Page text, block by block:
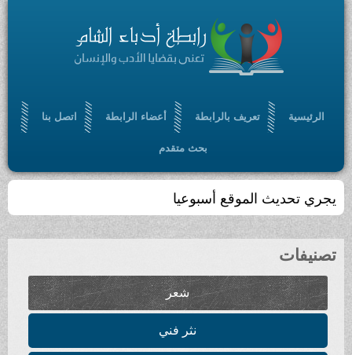
الرئيسية تعريف بالرابطة أعضاء الرابطة اتصل بنا
بحث متقدم
يجري تحديث الموقع أسبوعيا
تصنيفات
شعر
نثر فني